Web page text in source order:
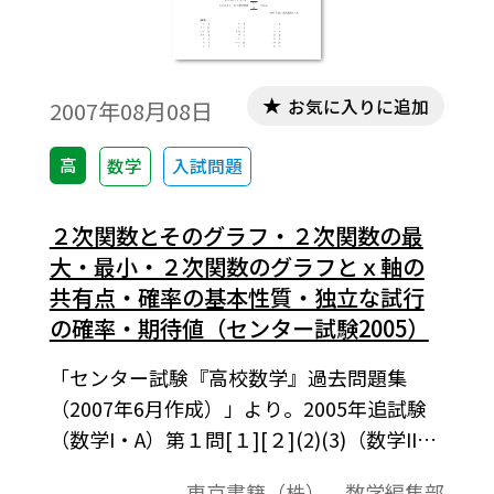
2007年08月08日
高 数学 入試問題
お気に入りに追加
２次関数とそのグラフ・２次関数の最
大・最小・２次関数のグラフとｘ軸の
共有点・確率の基本性質・独立な試行
の確率・期待値（センター試験2005）
「センター試験『高校数学』過去問題集
（2007年6月作成）」より。2005年追試験
（数学I・A）第１問[１][２](2)(3)（数学II・